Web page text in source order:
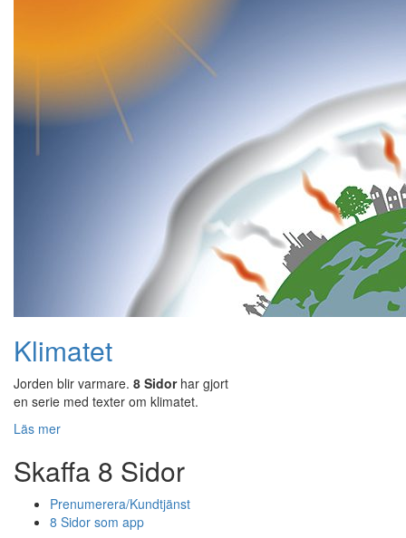
Klimatet
Jorden blir varmare. 8 Sidorhar gjort
en serie med texter om klimatet.
Läs mer
Skaffa 8 Sidor
Prenumerera/Kundtjänst
8 Sidor som app